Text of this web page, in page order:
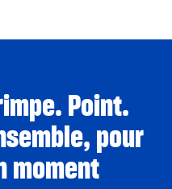
Point.
pour
moment